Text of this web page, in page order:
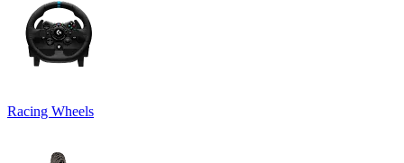
Racing Wheels